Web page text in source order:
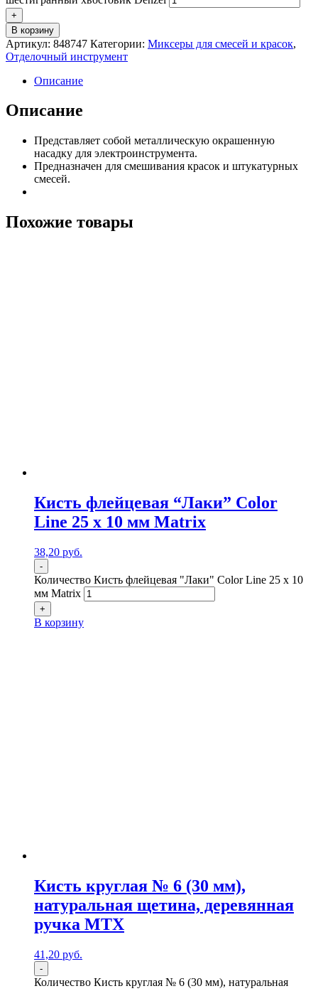
+
В корзину
Артикул: 848747 Категории: Миксеры для смесей и красок,
Отделочный инструмент
Описание
Описание
Представляет собой металлическую окрашенную
насадку для электроинструмента.
Предназначен для смешивания красок и штукатурных
смесей.
Похожие товары
Кисть флейцевая “Лаки” Color
Line 25 х 10 мм Matrix
38,20 руб.
-
Количество Кисть флейцевая "Лаки" Color Line 25 х 10
мм Matrix
+
В корзину
Кисть круглая № 6 (30 мм),
натуральная щетина, деревянная
ручка MTX
41,20 руб.
-
Количество Кисть круглая № 6 (30 мм), натуральная